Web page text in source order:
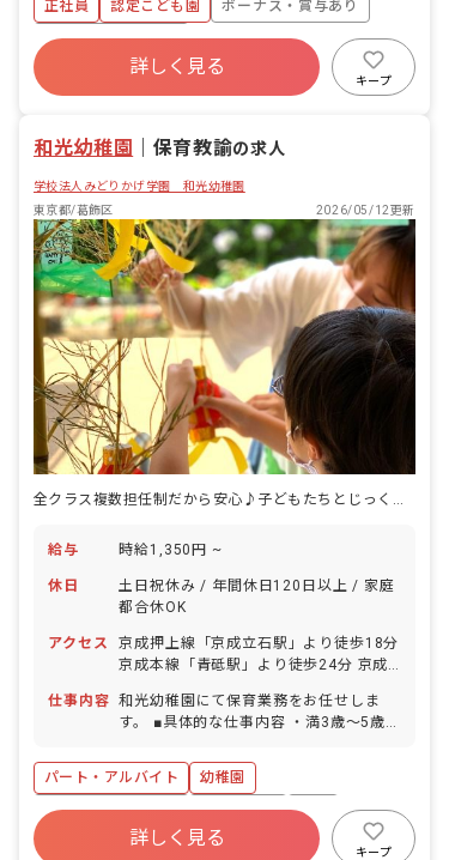
案） ・行事や係などの準備 ・保護者対
応や子育て支援に向けての準備 ■保育理
念 子ども一人ひとりを大切にして、温か
い愛情のこもった保育を行ない、保護者
「やさしいこころ」「がまんづよいこ」
い、一人ひとりの個性を大切に伸ばして
2019年にオープンした園舎は、乳児フ
ロアには床暖房／床冷房完備、2階屋根
部分には人工芝が広がる屋上庭園があ
り、1年中快適に過ごすことができま
す。 のちの「学びのきっかけとなる体験
をする時間」として、幼児クラスになる
と始まります「体育指導」や「ダンスで
あそぼう」「英語であそぼう」の他に、
たくさんの素材に触れたり、戸外で自然
と関わったりする中で、十分に探求心を
充たし、小学校生活へとスムーズに接続
していくことができるようにします。
正社員 認定こども園
ボーナス・賞与あり
年間休日120日以上
寮・住宅・家賃補助あり
社会保険完備
残業少なめ
詳しく見る
キープ
和光幼稚園 保育教諭の求人
学校法人みどりかげ学園 和光幼稚園
東京都/葛飾区
2026/05/12更新
全クラス複数担任制だから安心♪子どもたちとじっくり向き合える保育
給与 時給1,350円 ~
休日
土日祝休み / 年間休日120日以上 / 家庭
都合休OK
アクセス
京成押上線「京成立石駅」より徒歩18分
京成本線「青砥駅」より徒歩24分 京成
駅よりバス、「5丁目住宅」バス停下
車、徒歩2分 ■自転車通勤OK
仕事内容 和光幼稚園にて保育業務をお任せしま
す。 ■具体的な仕事内容 ・満3歳～5歳児
物の用意 ・園バス乗車（週に1回程度）
パート・アルバイト
幼稚園
年間休日120日以上
土日祝休み
有給
福利厚生充実
残業少なめ
産休育休制度
詳しく見る
キープ